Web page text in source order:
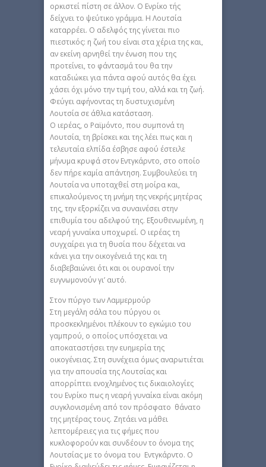
ορκιστεί πίστη σε άλλον. Ο Ενρίκο τής
δείχνει το ψεύτικο γράμμα. Η Λουτσία
καταρρέει. Ο αδελφός της γίνεται πιο
πιεστικός: η ζωή του είναι στα χέρια της και,
αν εκείνη αρνηθεί την ένωση που της
προτείνει, το φάντασμά του θα την
καταδιώκει για πάντα αφού αυτός θα έχει
χάσει όχι μόνο την τιμή του, αλλά και τη ζωή.
Φεύγει αφήνοντας τη δυστυχισμένη
Λουτσία σε άθλια κατάσταση.
Ο ιερέας, ο Ραϊμόντο, που συμπονά τη
Λουτσία, τη βρίσκει και της λέει πως και η
τελευταία ελπίδα έσβησε αφού έστειλε
μήνυμα κρυφά στον Εντγκάρντο, στο οποίο
δεν πήρε καμία απάντηση. Συμβουλεύει τη
Λουτσία να υποταχθεί στη μοίρα και,
επικαλούμενος τη μνήμη της νεκρής μητέρας
της, την εξορκίζει να συναινέσει στην
επιθυμία του αδελφού της. Εξουθενωμένη, η
νεαρή γυναίκα υποχωρεί. Ο ιερέας τη
συγχαίρει για τη θυσία που δέχεται να
κάνει για την οικογένειά της και τη
διαβεβαιώνει ότι και οι ουρανοί την
ευγνωμονούν γι’ αυτό.
Στον πύργο των Λαμμερμούρ
Στη μεγάλη σάλα του πύργου οι
προσκεκλημένοι πλέκουν το εγκώμιο του
γαμπρού, ο οποίος υπόσχεται να
αποκαταστήσει την ευημερία της
οικογένειας. Στη συνέχεια όμως αναρωτιέται
για την απουσία της Λουτσίας και
απορρίπτει ενοχλημένος τις δικαιολογίες
του Ενρίκο πως η νεαρή γυναίκα είναι ακόμη
συγκλονισμένη από τον πρόσφατο θάνατο
της μητέρας τους. Ζητάει να μάθει
λεπτομέρειες για τις φήμες που
κυκλοφορούν και συνδέουν το όνομα της
Λουτσίας με το όνομα του Εντγκάρντο. Ο